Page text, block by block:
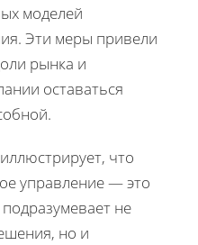
моделей
Эти меры привели
рынка и
оставаться
что
управление — это
не
но и